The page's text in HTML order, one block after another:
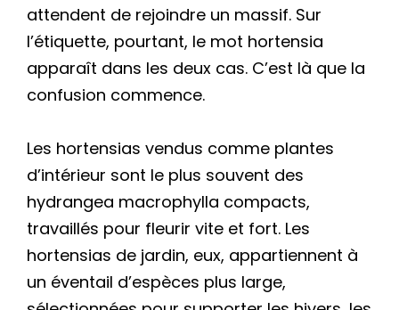
attendent de rejoindre un massif. Sur
l’étiquette, pourtant, le mot hortensia
apparaît dans les deux cas. C’est là que la
confusion commence.
Les hortensias vendus comme plantes
d’intérieur sont le plus souvent des
hydrangea macrophylla compacts,
travaillés pour fleurir vite et fort. Les
hortensias de jardin, eux, appartiennent à
un éventail d’espèces plus large,